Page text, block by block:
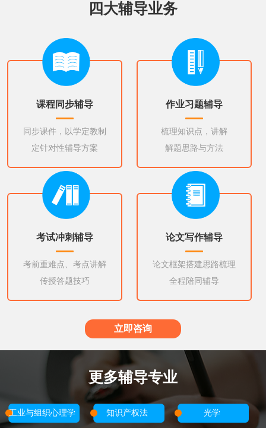
四大辅导业务
课程同步辅导
同步课件，以学定教制
定针对性辅导方案
作业习题辅导
梳理知识点，讲解
解题思路与方法
考试冲刺辅导
考前重难点、考点讲解
传授答题技巧
论文写作辅导
论文框架搭建思路梳理
全程陪同辅导
立即咨询
更多辅导专业
工业与组织心理学 知识产权法 光学